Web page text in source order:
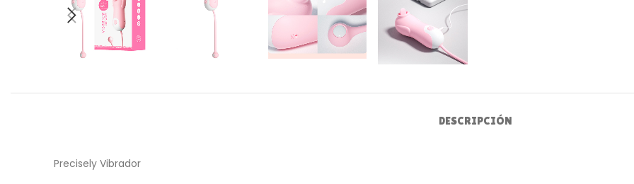
DESCRIPCIÓN
Precisely Vibrador